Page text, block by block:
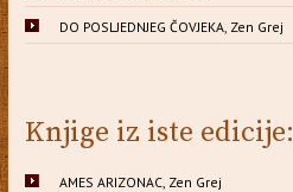
DO POSLJEDNJEG ČOVJEKA, Zen Grej
Knjige iz iste edicije:
AMES ARIZONAC, Zen Grej